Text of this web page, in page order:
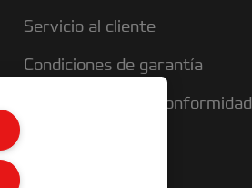
Servicio al cliente
Condiciones de garantía
Declaraciones de conformidad